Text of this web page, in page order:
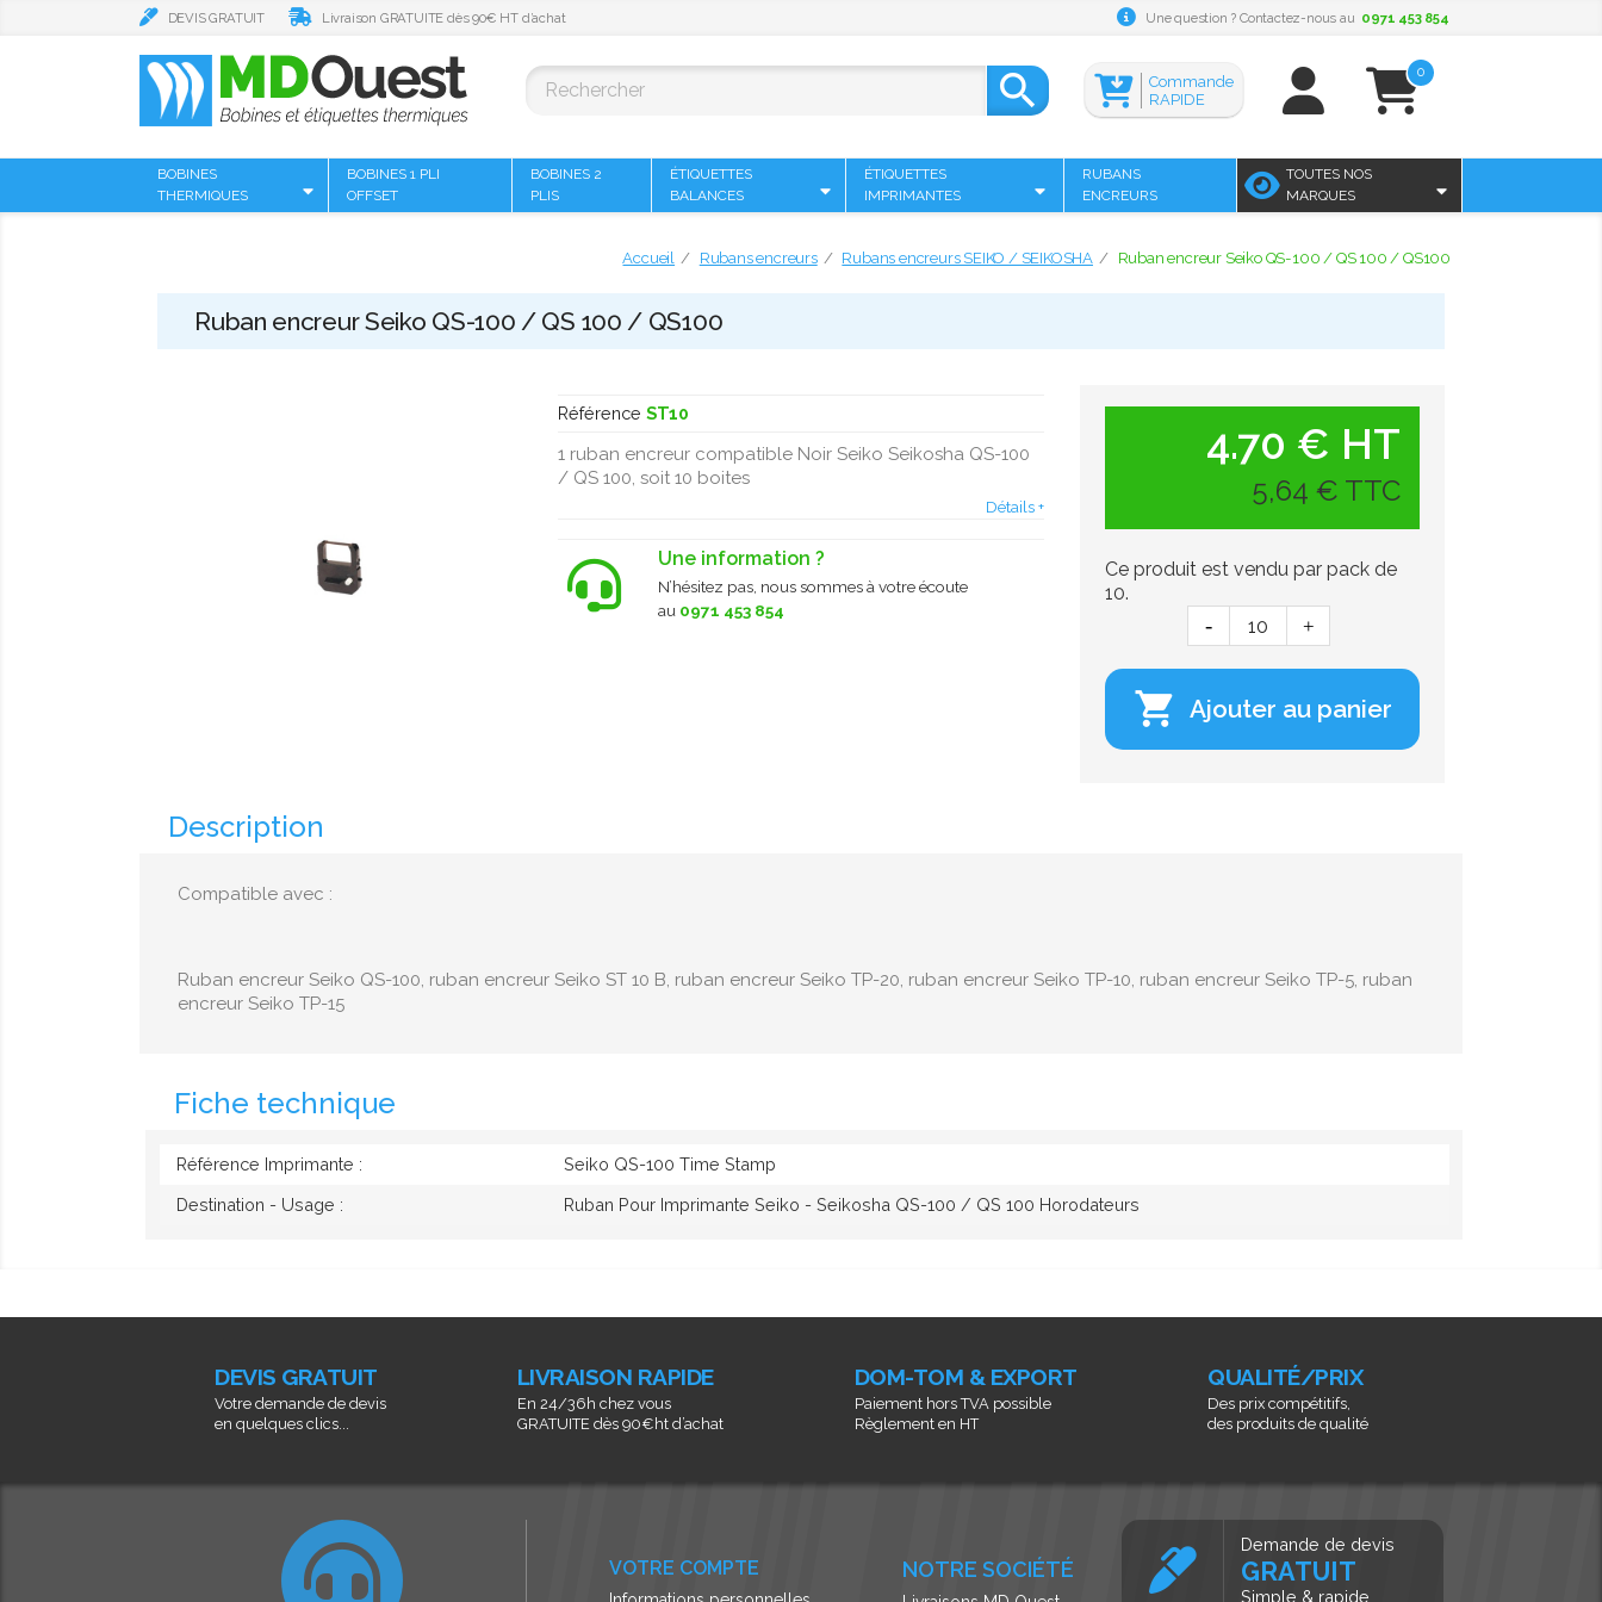
DEVIS GRATUIT Livraison GRATUITE dès 90€ HT d’achat Une question ? Contactez-nous au 0971 453 854
 0
Commande
RAPIDE
BOBINES
THERMIQUES
BOBINES 1 PLI
OFFSET
BOBINES 2
PLIS
ÉTIQUETTES
BALANCES
ÉTIQUETTES
IMPRIMANTES
RUBANS
ENCREURS
TOUTES NOS
MARQUES
Accueil Rubans encreurs Rubans encreurs SEIKO / SEIKOSHA Ruban encreur Seiko QS-100 / QS 100 / QS100
Ruban encreur Seiko QS-100 / QS 100 / QS100
Référence ST10
1 ruban encreur compatible Noir Seiko Seikosha QS-100
/ QS 100, soit 10 boites
Détails +
Une information ?
N’hésitez pas, nous sommes à votre écoute
au 0971 453 854
4.70 € HT
5,64 € TTC
Ce produit est vendu par pack de
10.
 Ajouter au panier
Description
Compatible avec :
Ruban encreur Seiko QS-100, ruban encreur Seiko ST 10 B, ruban encreur Seiko TP-20, ruban encreur Seiko TP-10, ruban encreur Seiko TP-5, ruban
encreur Seiko TP-15
Fiche technique
Référence Imprimante : Seiko QS-100 Time Stamp
Destination - Usage : Ruban Pour Imprimante Seiko - Seikosha QS-100 / QS 100 Horodateurs
DEVIS GRATUIT
Votre demande de devis
en quelques clics...
LIVRAISON RAPIDE
En 24/36h chez vous
GRATUITE dès 90€ht d’achat
DOM-TOM & EXPORT
Paiement hors TVA possible
Règlement en HT
QUALITÉ/PRIX
Des prix compétitifs,
des produits de qualité
NOTRE SOCIÉTÉ
VOTRE COMPTE
Demande de devis
GRATUIT
Simple & rapide